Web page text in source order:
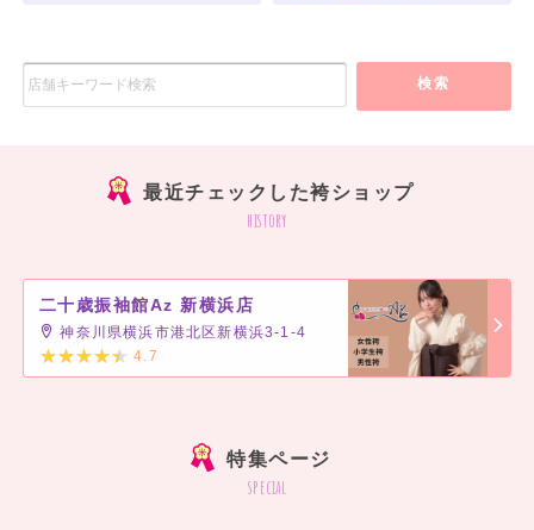
検索
最近チェックした袴ショップ
history
二十歳振袖館Az 新横浜店
神奈川県横浜市港北区新横浜3-1-4
4.7
特集ページ
special